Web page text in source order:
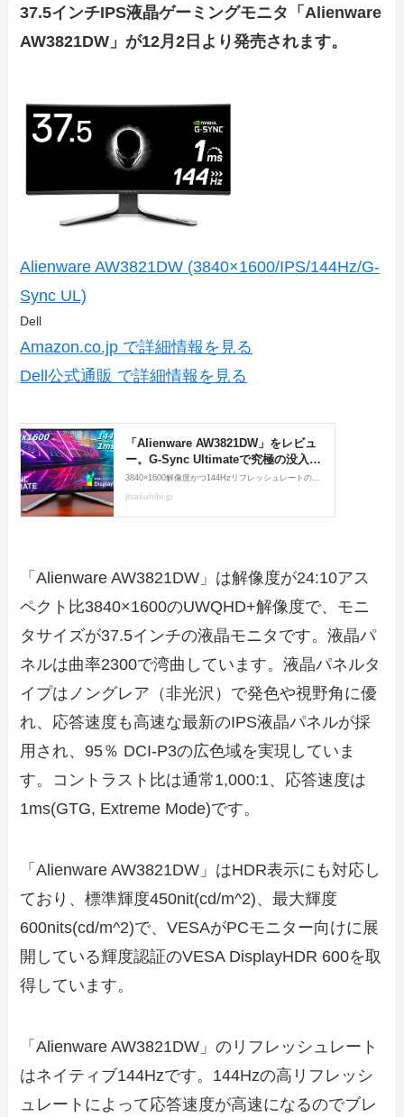
37.5インチIPS液晶ゲーミングモニタ「Alienware
AW3821DW」が12月2日より発売されます。
Alienware AW3821DW (3840×1600/IPS/144Hz/G-
Sync UL)
Dell
Amazon.co.jp で詳細情報を見る
Dell公式通販 で詳細情報を見る
「Alienware AW3821DW」は解像度が24:10アス
ペクト比3840×1600のUWQHD+解像度で、モニ
タサイズが37.5インチの液晶モニタです。液晶パ
ネルは曲率2300で湾曲しています。液晶パネルタ
イプはノングレア（非光沢）で発色や視野角に優
れ、応答速度も高速な最新のIPS液晶パネルが採
用され、95％ DCI-P3の広色域を実現していま
す。コントラスト比は通常1,000:1、応答速度は
1ms(GTG, Extreme Mode)です。
「Alienware AW3821DW」はHDR表示にも対応し
ており、標準輝度450nit(cd/m^2)、最大輝度
600nits(cd/m^2)で、VESAがPCモニター向けに展
開している輝度認証のVESA DisplayHDR 600を取
得しています。
「Alienware AW3821DW」のリフレッシュレート
はネイティブ144Hzです。144Hzの高リフレッシ
ュレートによって応答速度が高速になるのでブレ